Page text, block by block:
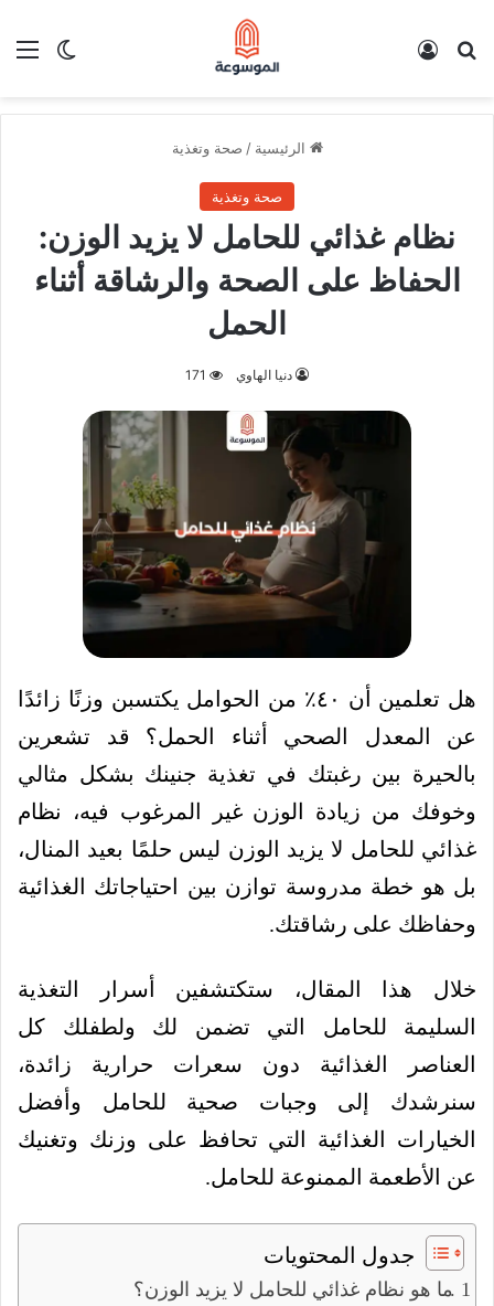
الوضع بحث عن
الرئيسية / صحة وتغذية
صحة وتغذية
نظام غذائي للحامل لا يزيد الوزن:
الحفاظ على الصحة والرشاقة أثناء
الحمل
دنيا الهاوي 171
هل تعلمين أن ٤٠٪ من الحوامل يكتسبن وزنًا زائدًا
عن المعدل الصحي أثناء الحمل؟ قد تشعرين
بالحيرة بين رغبتك في تغذية جنينك بشكل مثالي
وخوفك من زيادة الوزن غير المرغوب فيه، نظام
غذائي للحامل لا يزيد الوزن ليس حلمًا بعيد المنال،
بل هو خطة مدروسة توازن بين احتياجاتك الغذائية
وحفاظك على رشاقتك.
خلال هذا المقال، ستكتشفين أسرار التغذية
السليمة للحامل التي تضمن لك ولطفلك كل
العناصر الغذائية دون سعرات حرارية زائدة،
سنرشدك إلى وجبات صحية للحامل وأفضل
الخيارات الغذائية التي تحافظ على وزنك وتغنيك
عن الأطعمة الممنوعة للحامل.
جدول المحتويات
ما هو نظام غذائي للحامل لا يزيد الوزن؟